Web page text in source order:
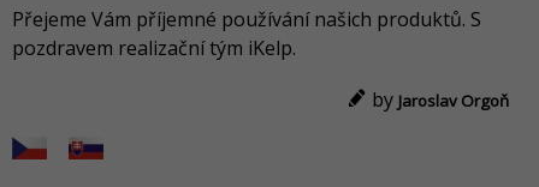
Přejeme Vám příjemné používání našich produktů. S
pozdravem realizační tým iKelp.
by Jaroslav Orgoň